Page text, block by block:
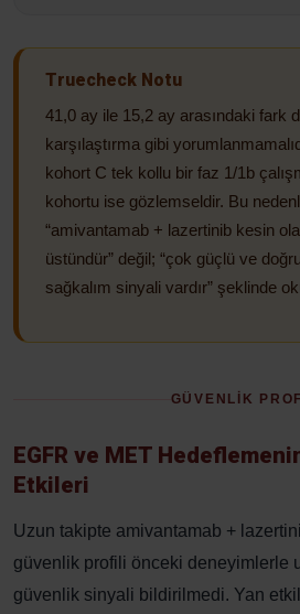
Truecheck Notu
41,0 ay ile 15,2 ay arasındaki fark
karşılaştırma gibi
kohort C tek kollu bir faz 1/1b
kohortu ise gözlemseldir. Bu
“amivantamab + lazertinib kesin
üstündür” değil; “çok güçlü ve
sağkalım sinyali vardır” şeklinde
GÜVENLİK
EGFR ve MET
Etkileri
Uzun takipte amivantamab +
güvenlik profili önceki deneyimlerle
güvenlik sinyali bildirilmedi. Yan